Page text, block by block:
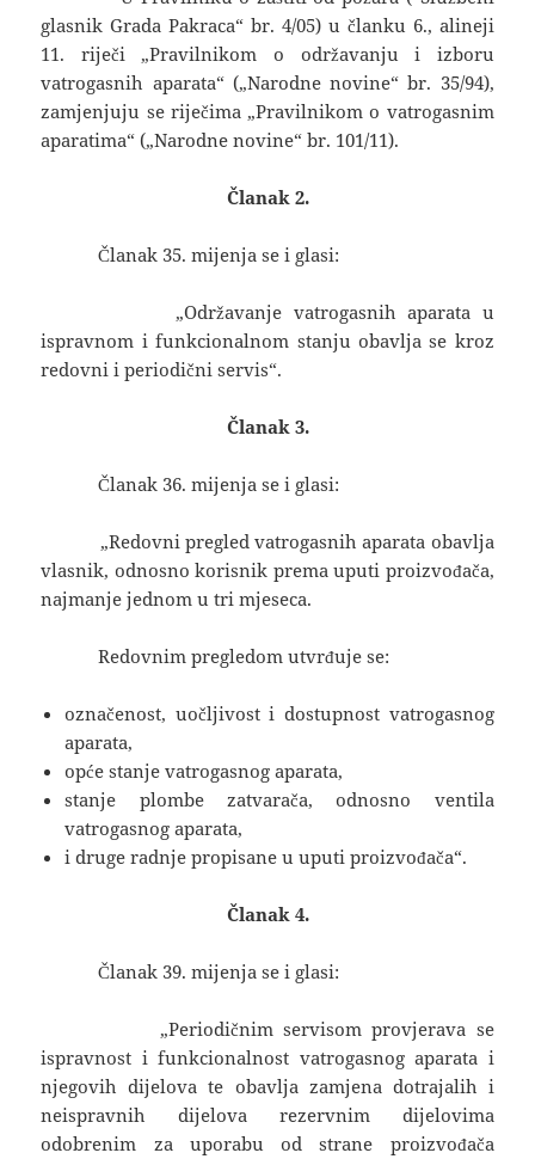
glasnik Grada Pakraca“ br. 4/05) u članku 6., alineji
11. riječi „Pravilnikom o održavanju i izboru
vatrogasnih aparata“ („Narodne novine“ br. 35/94),
zamjenjuju se riječima „Pravilnikom o vatrogasnim
aparatima“ („Narodne novine“ br. 101/11).
Članak 2.
Članak 35. mijenja se i glasi:
„Održavanje vatrogasnih aparata u
ispravnom i funkcionalnom stanju obavlja se kroz
redovni i periodični servis“.
Članak 3.
Članak 36. mijenja se i glasi:
„Redovni pregled vatrogasnih aparata obavlja
vlasnik, odnosno korisnik prema uputi proizvođača,
najmanje jednom u tri mjeseca.
Redovnim pregledom utvrđuje se:
označenost, uočljivost i dostupnost vatrogasnog
aparata,
opće stanje vatrogasnog aparata,
stanje plombe zatvarača, odnosno ventila
vatrogasnog aparata,
i druge radnje propisane u uputi proizvođača“.
Članak 4.
Članak 39. mijenja se i glasi:
„Periodičnim servisom provjerava se
ispravnost i funkcionalnost vatrogasnog aparata i
njegovih dijelova te obavlja zamjena dotrajalih i
neispravnih dijelova rezervnim dijelovima
odobrenim za uporabu od strane proizvođača